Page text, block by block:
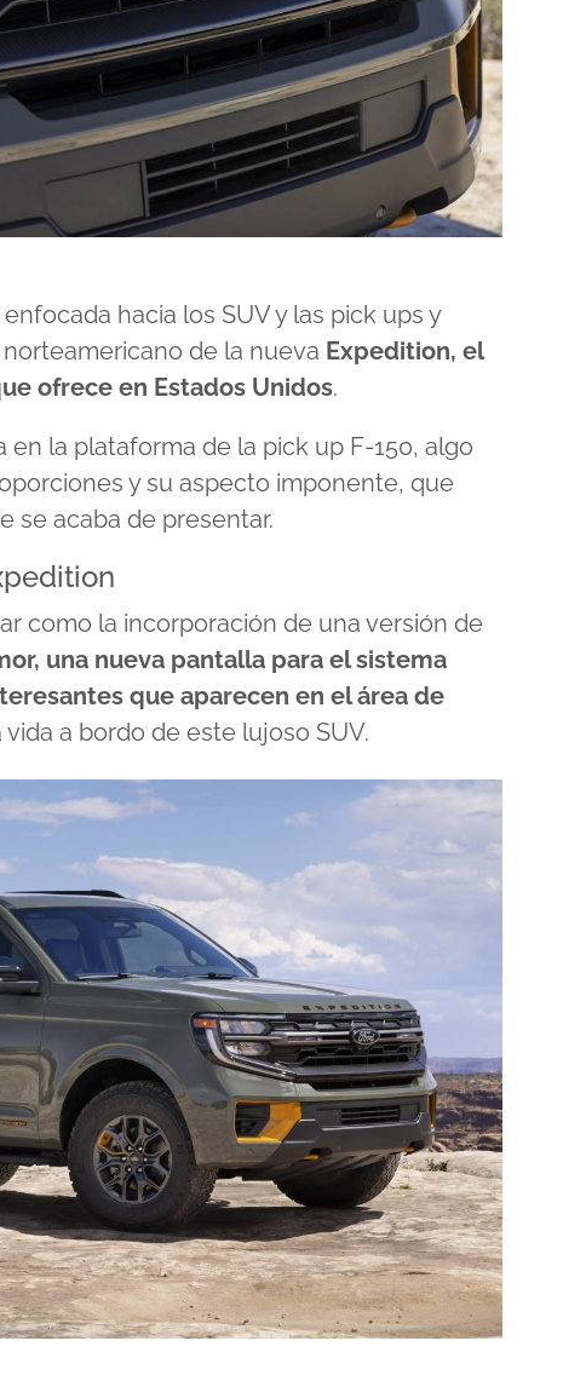
hacia los SUV y las pick ups y
de la nueva Expedition, el
ofrece en Estados Unidos.
la plataforma de la pick up F-150, algo
y su aspecto imponente, que
se acaba de presentar.
como la incorporación de una versión de
una nueva pantalla para el sistema
que aparecen en el área de
a bordo de este lujoso SUV.